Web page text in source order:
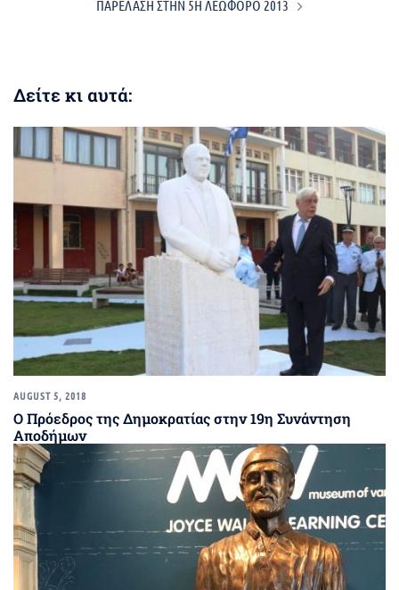
ΠΑΡΕΛΑΣΗ ΣΤΗΝ 5Η ΛΕΩΦΟΡΟ 2013
Δείτε κι αυτά:
AUGUST 5, 2018
Ο Πρόεδρος της Δημοκρατίας στην 19η Συνάντηση
Αποδήμων